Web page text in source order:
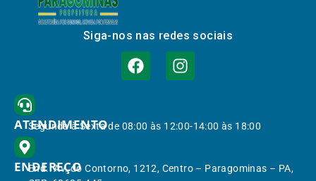
Siga-nos nas redes sociais
ATENDIMENTO
Segunda à Sexta de 08:00 às 12:00-14:00 às 18:00
ENDEREÇO
End.: Av. do Contorno, 1212, Centro – Paragominas – PA,